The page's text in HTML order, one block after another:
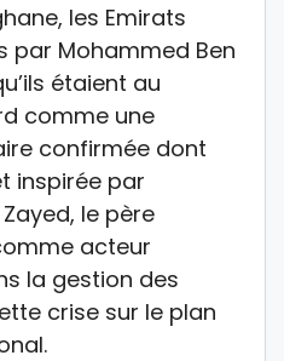
les Emirats
par Mohammed Ben
étaient au
comme une
confirmée dont
inspirée par
le père
acteur
la gestion des
crise sur le plan